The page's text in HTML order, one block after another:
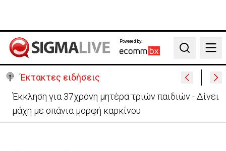
Powered by:
Search
Έκτακτες ειδήσεις
Γερμανία: Συγκρούστηκαν δύο τραμ - Τουλάχιστον
25 τραυματίες, οι 7 σοβαρά